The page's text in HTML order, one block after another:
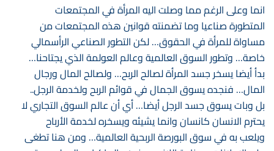
انما وعلى الرغم مما وصلت اليه المرأة في المجتمعات
المتطورة صناعيا وما تضمنته قوانين هذه المجتمعات من
مساواة للمرأة في الحقوق… لكن التطور الصناعي الرأسمالي
خاصة… وتطور السوق العالمية وعالم العولمة الذي يجتاحنا…
بدأ أيضا يسخر جسد المرأة لصالح الربح… ولصالح المال ورجال
المال… فنجده يسوق الجمال في قوائم الربح ولخدمة الرجل..
بل وبات يسوق جسد الرجل أيضا… أي أن عالم السوق التجاري لا
يحترم الانسان كانسان وانما يشيئه ويسخره لخدمة الأرباح
ويلعب به في سوق البورصة الربحية العالمية… ومن هنا تطغى